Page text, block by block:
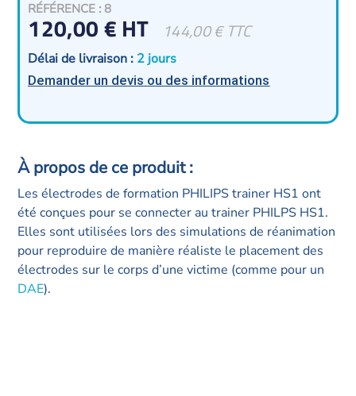
RÉFÉRENCE : 8
120,00€ 144,00€TTC
Délai de livraison : 2 jours
Demander un devis ou des informations
Les électrodes de formation PHILIPS trainer HS1 ont
été conçues pour se connecter au trainer PHILPS HS1.
Elles sont utilisées lors des simulations de réanimation
pour reproduire de manière réaliste le placement des
électrodes sur le corps d’une victime (comme pour un
DAE).